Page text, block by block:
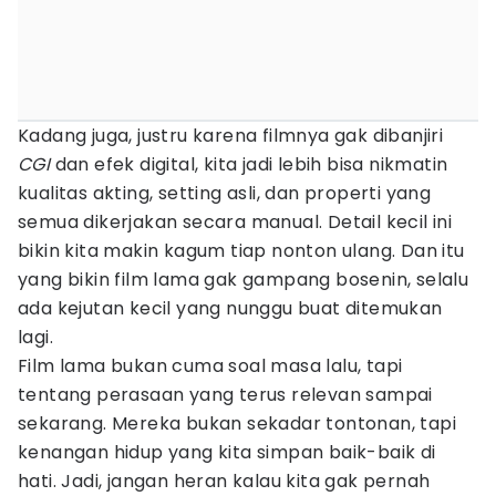
Kadang juga, justru karena filmnya gak dibanjiri
CGIdan efek digital, kita jadi lebih bisa nikmatin
kualitas akting, setting asli, dan properti yang
semua dikerjakan secara manual. Detail kecil ini
bikin kita makin kagum tiap nonton ulang. Dan itu
yang bikin film lama gak gampang bosenin, selalu
ada kejutan kecil yang nunggu buat ditemukan
lagi.
Film lama bukan cuma soal masa lalu, tapi
tentang perasaan yang terus relevan sampai
sekarang. Mereka bukan sekadar tontonan, tapi
kenangan hidup yang kita simpan baik-baik di
hati. Jadi, jangan heran kalau kita gak pernah